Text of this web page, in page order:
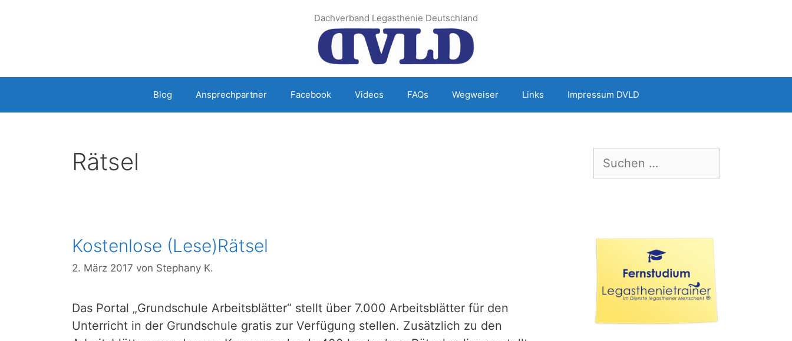
Dachverband Legasthenie Deutschland
Blog Ansprechpartner Facebook Videos FAQs Wegweiser Links Impressum DVLD
Rätsel
Kostenlose (Lese)Rätsel
2. März 2017 von Stephany K.
Das Portal „Grundschule Arbeitsblätter“ stellt über 7.000 Arbeitsblätter für den
Unterricht in der Grundschule gratis zur Verfügung stellen. Zusätzlich zu den
nach: